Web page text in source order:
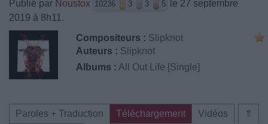
Publié par Noustox 10236 3 3 5
le 27 septembre
2019 à 8h11.
Compositeurs : Slipknot
Auteurs : Slipknot
Albums : All Out Life [Single]
⇑
Paroles + Traduction Téléchargement
Vidéos